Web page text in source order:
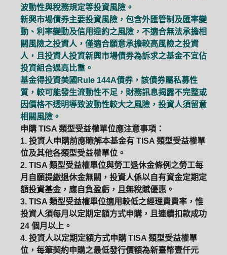
波動性與稅務規定等投資風險。
新興市場債券主要投資風險，包含外匯管制及匯率變
動、利率變動及信用違約之風險，不適合無法承擔相
關風險之投資人，僅適合願意承擔較高風險之投資
人，且投資人投資新興市場債券為訴求之基金不宜佔
投資組合過高比重。
基金得投資美國Rule 144A債券，該債券屬私募性
質，較可能發生流動性不足，財務訊息揭露不完整或
因價格不透明導致波動性較大之風險，投資人須留意
相關風險。
申購 TISA 類型受益權單位應注意事項：
1. 投資人申購前應瞭解本基金有 TISA 類型受益權單
位及其他各類型受益權單位。
2. TISA 類型受益權單位與勞工退休金條例之勞工每
月自願提繳退休金無關，投資人係以自有資金定期定
額投資基金，應自負盈虧，且無稅賦優惠。
3. TISA 類型受益權單位適用較低之經理費費率，惟
投資人須每月以定期定額方式申購，且連續扣款成功
24 個月以上。
4. 投資人以定期定額方式申購 TISA 類型受益權單
位，每筆契約申購之最低發行價額為新臺幣壹仟元